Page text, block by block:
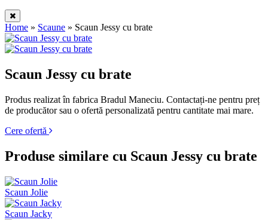
Home » Scaune » Scaun Jessy cu brate
Scaun Jessy cu brate
Produs realizat în fabrica Bradul Maneciu. Contactați-ne pentru preț
de producător sau o ofertă personalizată pentru cantitate mai mare.
Cere ofertă
Produse similare cu Scaun Jessy cu brate
Scaun Jolie
Scaun Jacky